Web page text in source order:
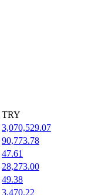
TRY
3,070,529.07
90,773.78
47.61
28,273.00
49.38
3,470.22